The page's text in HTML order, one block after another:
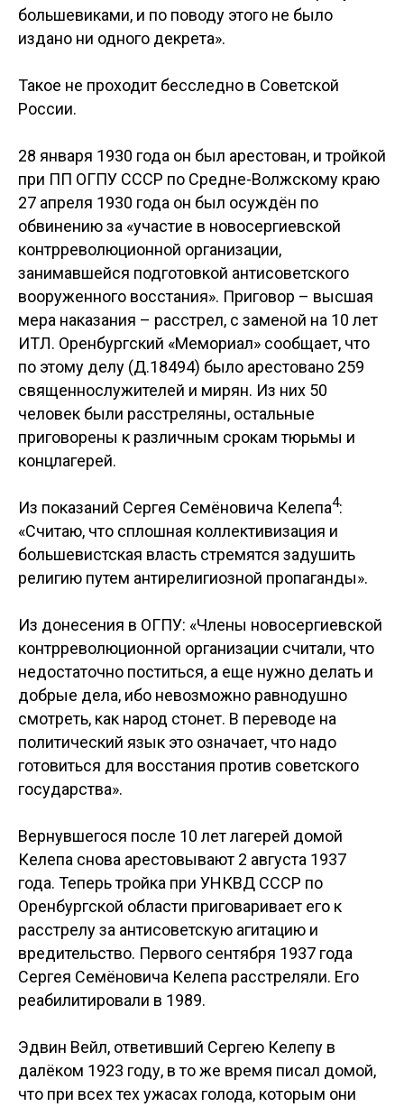
большевиками, и по поводу этого не было
издано ни одного декрета».
Такое не проходит бесследно в Советской
России.
28 января 1930 года он был арестован, и тройкой
при ПП ОГПУ СССР по Средне-Волжскому краю
27 апреля 1930 года он был осуждён по
обвинению за «участие в новосергиевской
контрреволюционной организации,
занимавшейся подготовкой антисоветского
вооруженного восстания». Приговор – высшая
мера наказания – расстрел, с заменой на 10 лет
ИТЛ. Оренбургский «Мемориал» сообщает, что
по этому делу (Д.18494) было арестовано 259
священнослужителей и мирян. Из них 50
человек были расстреляны, остальные
приговорены к различным срокам тюрьмы и
концлагерей.
Из показаний Сергея Семёновича Келепа4:
«Считаю, что сплошная коллективизация и
большевистская власть стремятся задушить
религию путем антирелигиозной пропаганды».
Из донесения в ОГПУ: «Члены новосергиевской
контрреволюционной организации считали, что
недостаточно поститься, а еще нужно делать и
добрые дела, ибо невозможно равнодушно
смотреть, как народ стонет. В переводе на
политический язык это означает, что надо
готовиться для восстания против советского
государства».
Вернувшегося после 10 лет лагерей домой
Келепа снова арестовывают 2 августа 1937
года. Теперь тройка при УНКВД СССР по
Оренбургской области приговаривает его к
расстрелу за антисоветскую агитацию и
вредительство. Первого сентября 1937 года
Сергея Семёновича Келепа расстреляли. Его
реабилитировали в 1989.
Эдвин Вейл, ответивший Сергею Келепу в
далёком 1923 году, в то же время писал домой,
что при всех тех ужасах голода, которым они